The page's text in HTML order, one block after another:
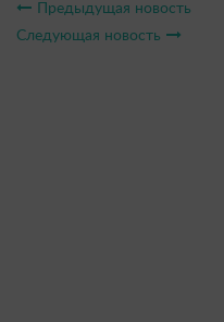
Предыдущая новость
Следующая новость